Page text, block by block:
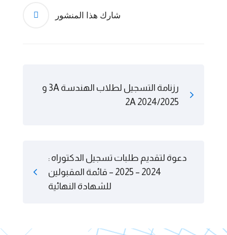
شارك هذا المنشور
رزنامة التسجيل لطلاب الهندسة 3A و
2A 2024/2025
دعوة لتقديم طلبات تسجيل الدكتوراه :
2024 – 2025 – قائمة المقبولين
للشهادة النهائية